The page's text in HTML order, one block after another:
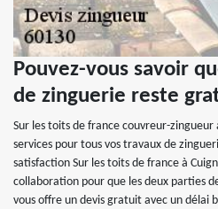
Pouvez-vous savoir
de zinguerie reste
Sur les toits de france couvreur-zingueur
services pour tous vos travaux de
satisfaction Sur les toits de france à
collaboration pour que les deux parties
vous offre un devis gratuit avec un délai